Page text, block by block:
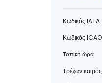
Κωδικός IATA
Κωδικός ICAO
Τοπική ώρα
Τρέχων καιρός